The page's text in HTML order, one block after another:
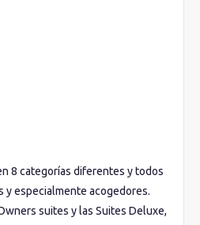
8 categorías diferentes y todos
especialmente acogedores.
suites y las Suites Deluxe,